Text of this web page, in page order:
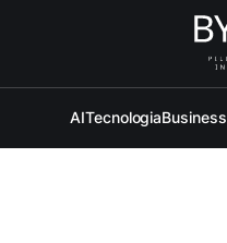
AITecnologiaBusiness